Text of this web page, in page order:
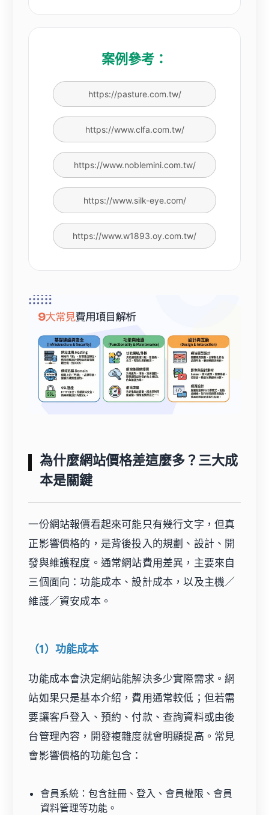
案例參考：
https://pasture.com.tw/
https://www.clfa.com.tw/
https://www.noblemini.com.tw/
https://www.silk-eye.com/
https://www.w1893.oy.com.tw/
為什麼網站價格差這麼多？三大成
本是關鍵
一份網站報價看起來可能只有幾行文字，但真
正影響價格的，是背後投入的規劃、設計、開
發與維護程度。通常網站費用差異，主要來自
三個面向：功能成本、設計成本，以及主機／
維護／資安成本。
（1）功能成本
功能成本會決定網站能解決多少實際需求。網
站如果只是基本介紹，費用通常較低；但若需
要讓客戶登入、預約、付款、查詢資料或由後
台管理內容，開發複雜度就會明顯提高。常見
會影響價格的功能包含：
會員系統：包含註冊、登入、會員權限、會員
資料管理等功能。